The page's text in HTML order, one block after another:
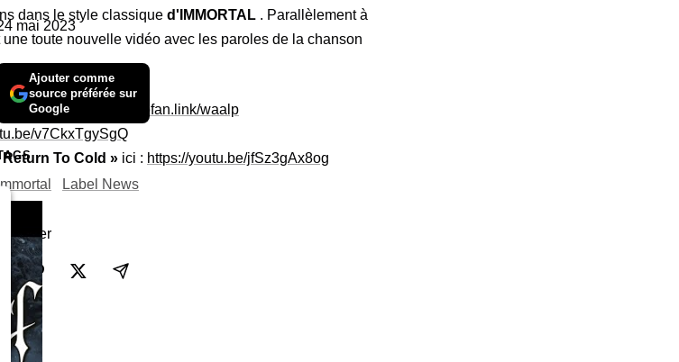
mai 2023
Ajouter comme
source préférée sur
Google
Label News
Partager
dans le style classique d'IMMORTAL . Parallèlement à
toute nouvelle vidéo avec les paroles de la chanson
ici :https://immortal.bfan.link/waalp
v7CkxTgySgQ
Return To Cold » ici : https://youtu.be/jfSz3gAx8og